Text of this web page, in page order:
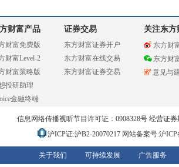
财富产品
财富免费版
财富Level-2
财富策略版
投研助理
金融终端
证券交易
东方财富证券开户
东方财富在线交易
东方财富证券交易
关注东方
东方财
东方财
意见与
信息网络传播视听节目许可证：0908328号 经营证
沪ICP证:沪B2-20070217 网站备案号:沪
关于我们 可持续发展 广告服务